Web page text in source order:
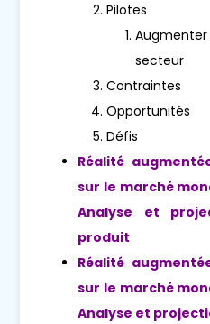
Pilotes
secteur
Contraintes
Opportunités
Défis
Réalité
sur le marché
Analyse et
produit
Réalité
sur le marché
Analyse et